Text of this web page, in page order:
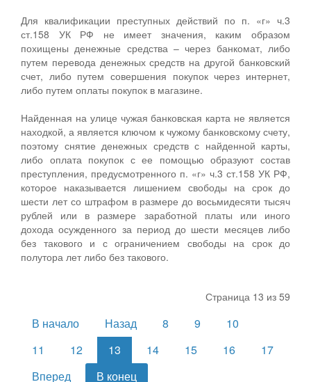
Для квалификации преступных действий по п. «г» ч.3
ст.158 УК РФ не имеет значения, каким образом
похищены денежные средства – через банкомат, либо
путем перевода денежных средств на другой банковский
счет, либо путем совершения покупок через интернет,
либо путем оплаты покупок в магазине.
Найденная на улице чужая банковская карта не является
находкой, а является ключом к чужому банковскому счету,
поэтому снятие денежных средств с найденной карты,
либо оплата покупок с ее помощью образуют состав
преступления, предусмотренного п. «г» ч.3 ст.158 УК РФ,
которое наказывается лишением свободы на срок до
шести лет со штрафом в размере до восьмидесяти тысяч
рублей или в размере заработной платы или иного
дохода осужденного за период до шести месяцев либо
без такового и с ограничением свободы на срок до
полутора лет либо без такового.
Страница 13 из 59
В начало Назад 8 9
10
11
12 13 14 15 16
17
Вперед
В конец